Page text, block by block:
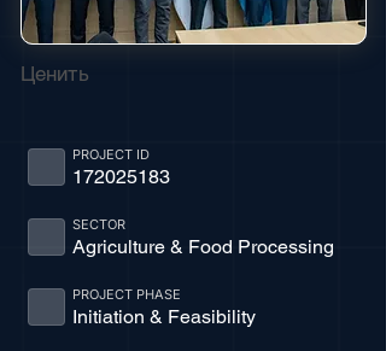
Ценить
172025183
PROJECT ID
Agriculture & Food Processing
SECTOR
Initiation & Feasibility
PROJECT PHASE